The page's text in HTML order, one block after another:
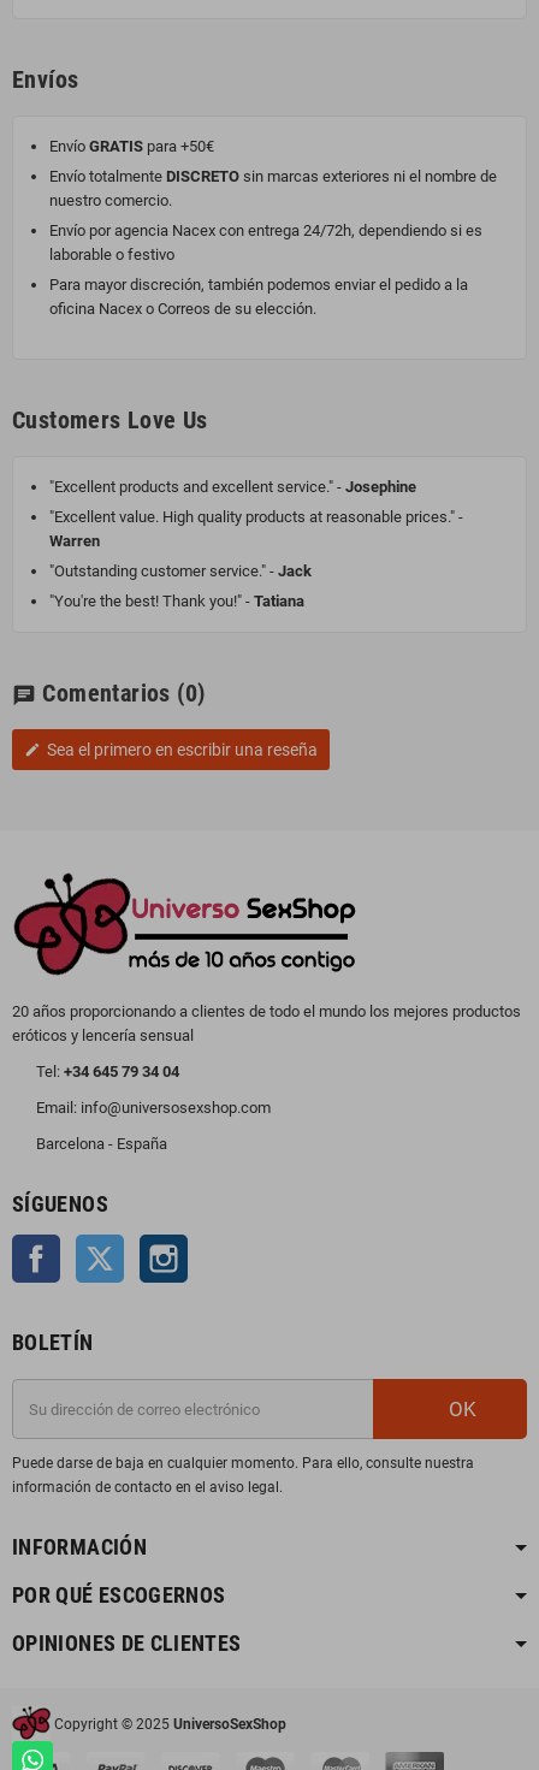
Envíos
Envío GRATIS para +50€
Envío totalmente DISCRETO sin marcas exteriores ni el nombre de
nuestro comercio.
Envío por agencia Nacex con entrega 24/72h, dependiendo si es
laborable o festivo
Para mayor discreción, también podemos enviar el pedido a la
oficina Nacex o Correos de su elección.
Customers Love Us
"Excellent products and excellent service." - Josephine
"Excellent value. High quality products at reasonable prices." -
Warren
"Outstanding customer service." - Jack
"You're the best! Thank you!" - Tatiana
chat Comentarios (0)
edit Sea el primero en escribir una reseña
20 años proporcionando a clientes de todo el mundo los mejores productos
eróticos y lencería sensual
Tel: +34 645 79 34 04
Email: info@universosexshop.com
Barcelona - España
SÍGUENOS
Facebook Twitter
BOLETÍN
OK
Puede darse de baja en cualquier momento. Para ello, consulte nuestra
información de contacto en el aviso legal.
INFORMACIÓN
POR QUÉ ESCOGERNOS
OPINIONES DE CLIENTES
Copyright © 2025 UniversoSexShop